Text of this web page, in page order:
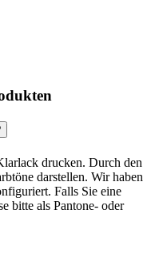
drucken. Durch den
darstellen. Wir haben
Falls Sie eine
bitte als Pantone- oder